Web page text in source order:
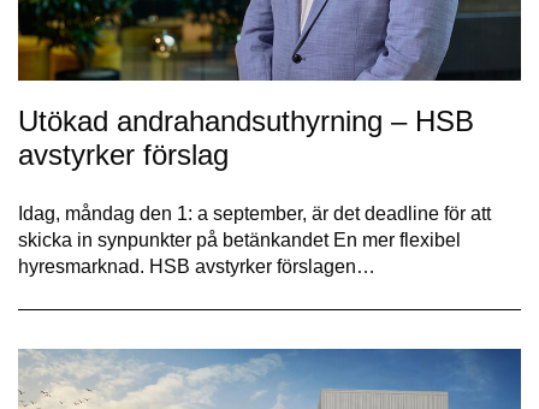
Utökad andrahandsuthyrning – HSB
avstyrker förslag
Idag, måndag den 1: a september, är det deadline för att
skicka in synpunkter på betänkandet En mer flexibel
hyresmarknad. HSB avstyrker förslagen…